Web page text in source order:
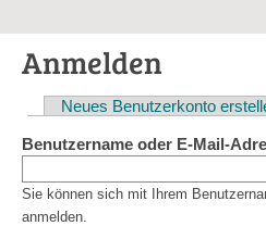
Anmelden
Haupt-
Reiter
Neues Benutzerkonto
Benutzername oder E-Mail-
Sie können sich mit Ihrem
anmelden.